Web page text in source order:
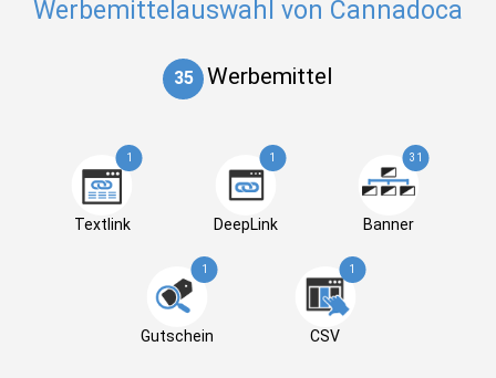
Werbemittelauswahl von Cannadoca
35 Werbemittel
1
Textlink
1
DeepLink
31
Banner
1
Gutschein
1
CSV